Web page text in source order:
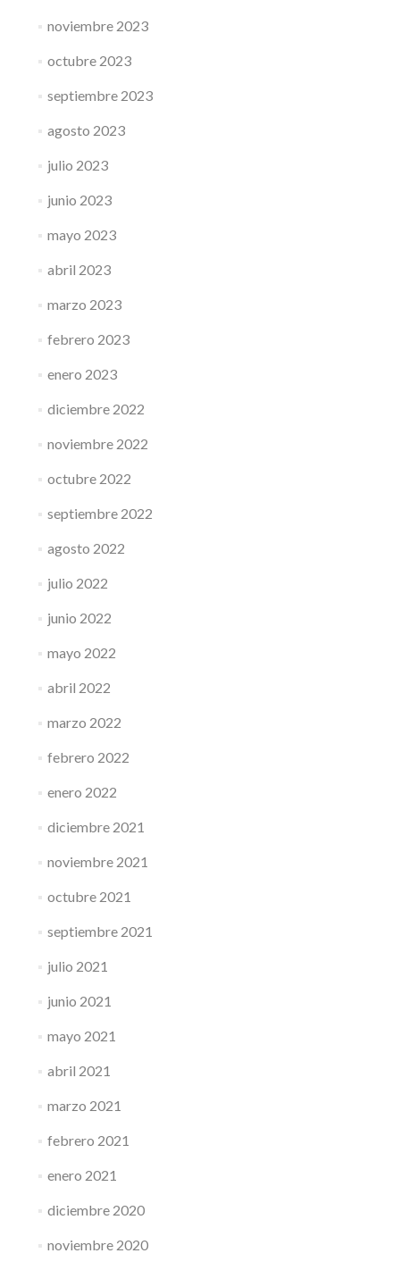
noviembre 2023
octubre 2023
septiembre 2023
agosto 2023
julio 2023
junio 2023
mayo 2023
abril 2023
marzo 2023
febrero 2023
enero 2023
diciembre 2022
noviembre 2022
octubre 2022
septiembre 2022
agosto 2022
julio 2022
junio 2022
mayo 2022
abril 2022
marzo 2022
febrero 2022
enero 2022
diciembre 2021
noviembre 2021
octubre 2021
septiembre 2021
julio 2021
junio 2021
mayo 2021
abril 2021
marzo 2021
febrero 2021
enero 2021
diciembre 2020
noviembre 2020